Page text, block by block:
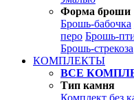
Форма броши
Брошь-бабочка
перо Брошь-
Брошь-стрекоза
КОМПЛЕКТЫ
ВСЕ
Тип камня
Комплект без